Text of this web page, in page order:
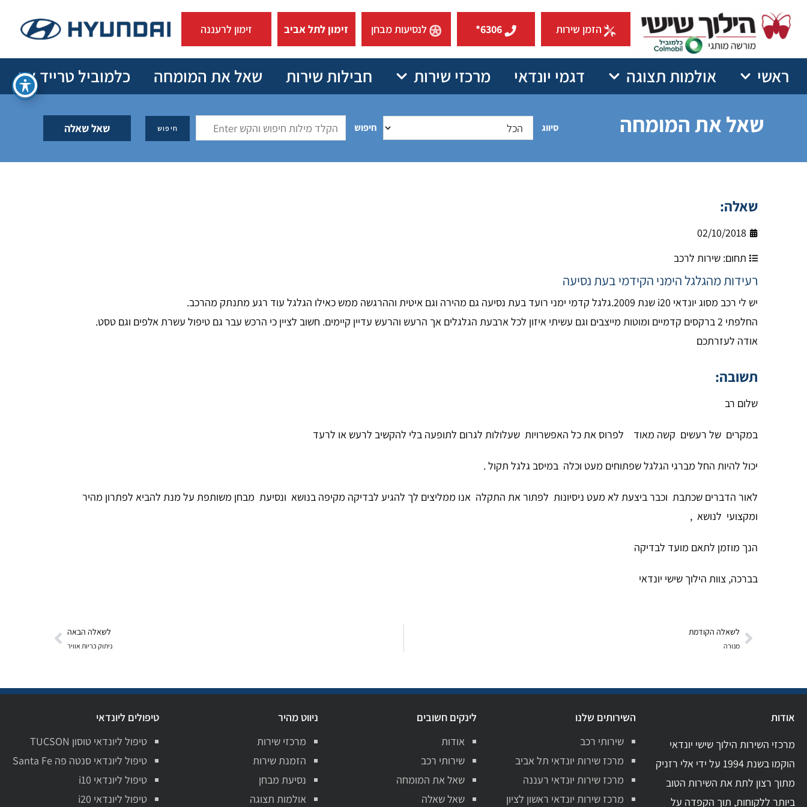
הזמן שירות 6306* לנסיעות מבחן זימון לתל אביב זימון לרעננה
ראשי אולמות תצוגה דגמי יונדאי מרכזי שירות חבילות שירות שאל את המומחה כלמוביל טרייד אין
שאל את המומחה סיווג חיפוש שאל שאלה
שאלה:
02/10/2018
תחום: שירות לרכב
רעידות מהגלגל הימני הקידמי בעת נסיעה
יש לי רכב מסוג יונדאי i20 שנת 2009.גלגל קדמי ימני רועד בעת נסיעה גם מהירה וגם איטית וההרגשה ממש כאילו הגלגל עוד רגע מתנתק מהרכב.
החלפתי 2 ברקסים קדמיים ומוטות מייצבים וגם עשיתי איזון לכל ארבעת הגלגלים אך הרעש והרעש עדיין קיימים. חשוב לציין כי הרכש עבר גם טיפול עשרת אלפים וגם טסט.
אודה לעזרתכם
תשובה:
שלום רב
במקרים של רעשים קשה מאוד לפרוס את כל האפשרויות שעלולות לגרום לתופעה בלי להקשיב לרעש או לרעד
יכול להיות החל מברגי הגלגל שפתוחים מעט וכלה במיסב גלגל תקול .
לאור הדברים שכתבת וכבר ביצעת לא מעט ניסיונות לפתור את התקלה אנו ממליצים לך להגיע לבדיקה מקיפה בנושא ונסיעת מבחן משותפת על מנת להביא לפתרון מהיר
ומקצועי לנושא ,
הנך מוזמן לתאם מועד לבדיקה
בברכה, צוות הילוך שישי יונדאי
לשאלה הקודמת
מנורה
לשאלה הבאה
ניתוק כריות אוויר
אודות
מרכזי השירות הילוך שישי יונדאי
הוקמו בשנת 1994 על ידי אלי רזניק
מתוך רצון לתת את השירות הטוב
ביותר ללקוחות, תוך הקפדה על
השירותים שלנו
שירותי רכב
מרכז שירות יונדאי תל אביב
מרכז שירות יונדאי רעננה
מרכז שירות יונדאי ראשון לציון
לינקים חשובים
אודות
שירותי רכב
שאל את המומחה
שאל שאלה
ניווט מהיר
מרכזי שירות
הזמנת שירות
נסיעת מבחן
אולמות תצוגה
טיפולים ליונדאי
טיפול ליונדאי טוסון TUCSON
טיפול ליונדאי סנטה פה Santa Fe
טיפול ליונדאי i10
טיפול ליונדאי i20